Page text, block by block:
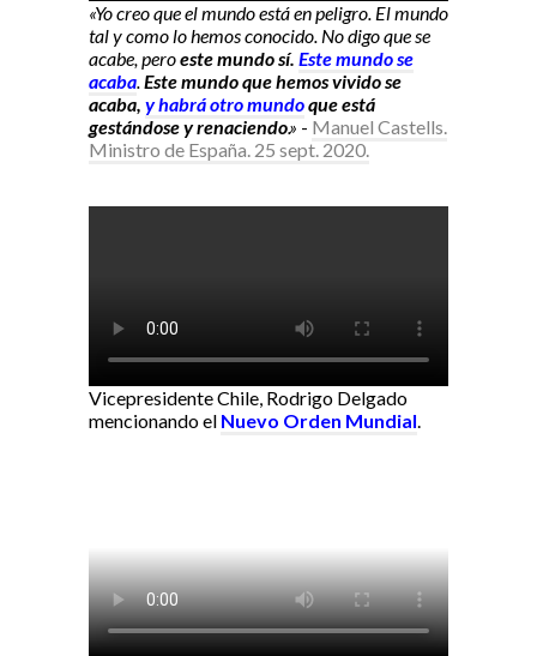
«Yo creo que el mundo está en peligro. El mundo
tal y como lo hemos conocido. No digo que se
acabe, peroeste mundo sí. Este mundo se
acaba.Este mundo que hemos vivido se
acaba, y habrá otro mundoque está
gestándose y renaciendo.» - Manuel Castells.
Ministro de España. 25 sept. 2020.
Vicepresidente Chile, Rodrigo Delgado
mencionando el Nuevo Orden Mundial.